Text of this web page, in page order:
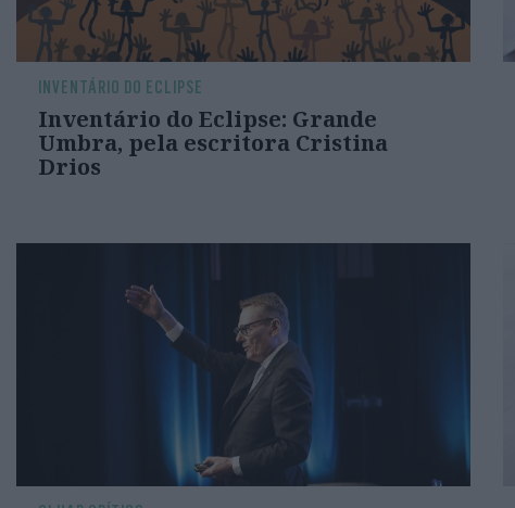
INVENTÁRIO DO ECLIPSE
Inventário do Eclipse: Grande
Umbra, pela escritora Cristina
Drios